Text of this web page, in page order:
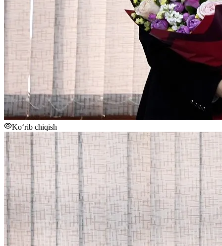
Ko‘rib chiqish